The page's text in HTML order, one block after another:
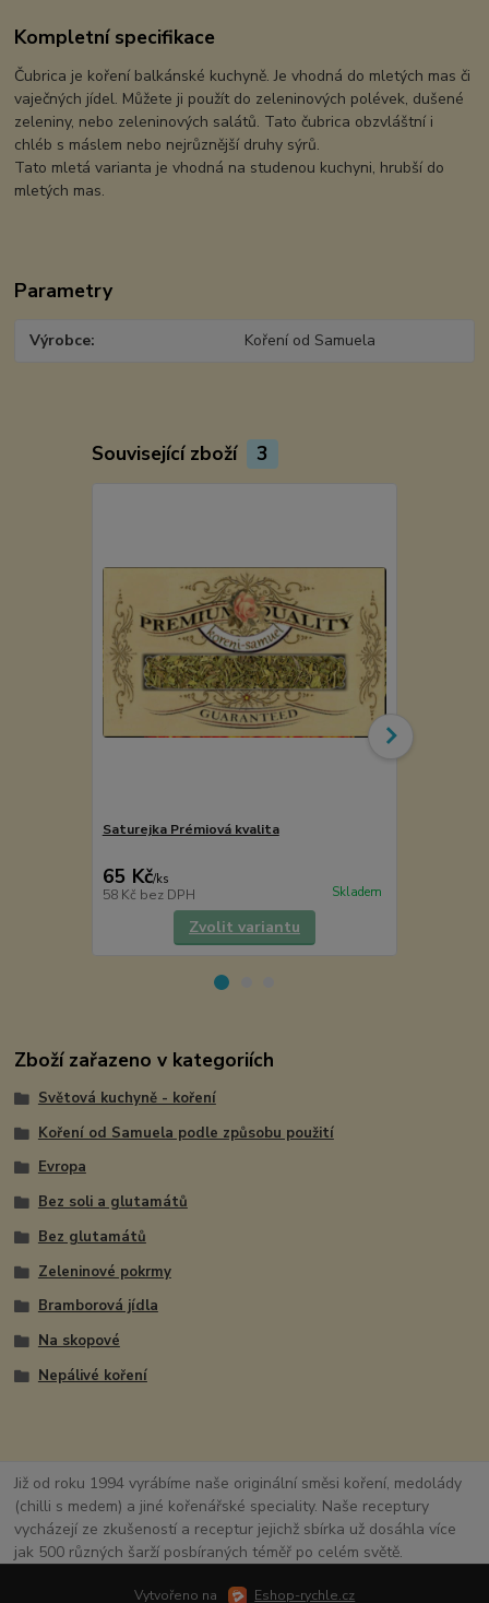
Kompletní specifikace
Čubrica je koření balkánské kuchyně. Je vhodná do mletých mas či
vaječných jídel. Můžete ji použít do zeleninových polévek, dušené
zeleniny, nebo zeleninových salátů. Tato čubrica obzvláštní i
chléb s máslem nebo nejrůznější druhy sýrů.
Tato mletá varianta je vhodná na studenou kuchyni, hrubší do
mletých mas.
Parametry
Výrobce Koření od Samuela
Související zboží 3
Saturejka Prémiová kvalita
65 Kč/ks
58 Kč bez DPH Skladem
Zvolit variantu
Zboží zařazeno v kategoriích
Světová kuchyně - koření
Koření od Samuela podle způsobu použití
Evropa
Bez soli a glutamátů
Bez glutamátů
Zeleninové pokrmy
Bramborová jídla
Na skopové
Nepálivé koření
Již od roku 1994 vyrábíme naše originální směsi koření, medolády
(chilli s medem) a jiné kořenářské speciality. Naše receptury
vycházejí ze zkušeností a receptur jejichž sbírka už dosáhla více
jak 500 různých šarží posbíraných téměř po celém světě.
Vytvořeno na Eshop-rychle.cz